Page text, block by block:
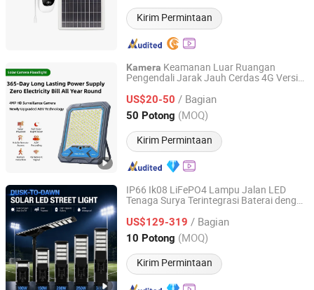
Kirim Permintaan
Kamera Keamanan Luar Ruangan
Pengendali Jarak Jauh Cerdas 4G Versi
Surya
US$20-50 / Bagian
50 Potong (MOQ)
Kirim Permintaan
World-Dawn Lighting Co., Limited
Guangdong, China Harga mulai 2011
IP66 Ik08 LiFePO4 Lampu Jalan LED
Tenaga Surya Terintegrasi Baterai dengan
US$129-319 / Bagian
10 Potong (MOQ)
Kirim Permintaan
Changzhou Maxtree Technology Co.,Ltd.
Jiangsu, China Harga mulai 2017